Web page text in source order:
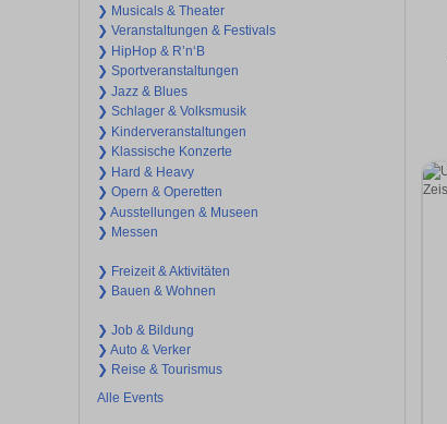
❯ Musicals & Theater
❯ Veranstaltungen & Festivals
❯ HipHop & R’n‘B
❯ Sportveranstaltungen
❯ Jazz & Blues
❯ Schlager & Volksmusik
❯ Kinderveranstaltungen
❯ Klassische Konzerte
❯ Hard & Heavy
❯ Opern & Operetten
❯ Ausstellungen & Museen
❯ Messen
❯ Freizeit & Aktivitäten
❯ Bauen & Wohnen
❯ Job & Bildung
❯ Auto & Verker
❯ Reise & Tourismus
Alle Events